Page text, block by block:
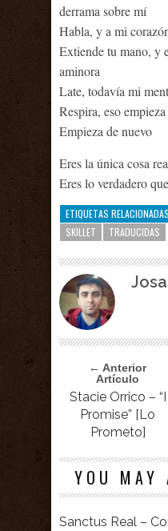
derrama sobre mí
Habla, y a mi
Extiende tu mano, y
aminora
Late, todavía mi
Respira, eso
Empieza de nuevo
Eres la única cosa
Eres lo verdadero
ETIQUETAS RELACIONADAS
SKILLET
TRADUCIDAS
← Anterior
Artículo
Stacie Orrico – “I
Promise” [Lo
Prometo]
YOU
Sanctus Real –